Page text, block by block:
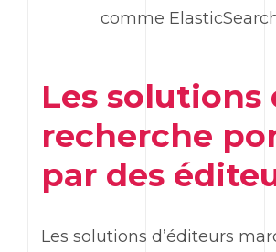
comme
Les solutions
recherche
par des
Les solutions d’éditeurs